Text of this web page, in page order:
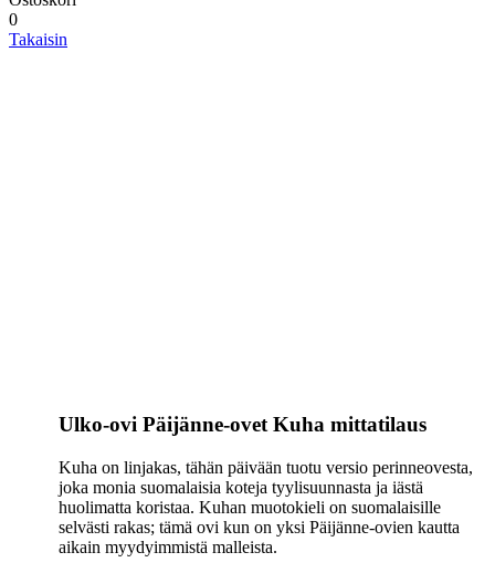
0
Takaisin
Ulko-ovi Päijänne-ovet Kuha mittatilaus
Kuha on linjakas, tähän päivään tuotu versio perinneovesta,
joka monia suomalaisia koteja tyylisuunnasta ja iästä
huolimatta koristaa. Kuhan muotokieli on suomalaisille
selvästi rakas; tämä ovi kun on yksi Päijänne-ovien kautta
aikain myydyimmistä malleista.